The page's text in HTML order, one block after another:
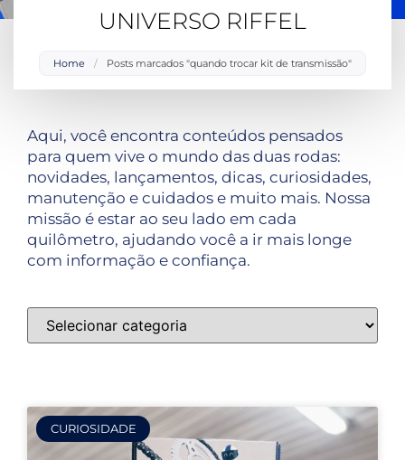
UNIVERSO RIFFEL
Home / Posts marcados "quando trocar kit de transmissão"
Aqui, você encontra conteúdos pensados
para quem vive o mundo das duas rodas:
novidades, lançamentos, dicas, curiosidades,
manutenção e cuidados e muito mais. Nossa
missão é estar ao seu lado em cada
quilômetro, ajudando você a ir mais longe
com informação e confiança.
CURIOSIDADE